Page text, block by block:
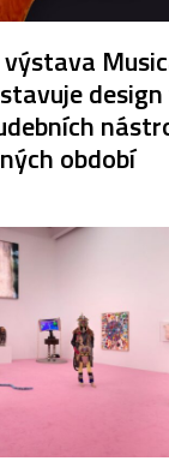
období